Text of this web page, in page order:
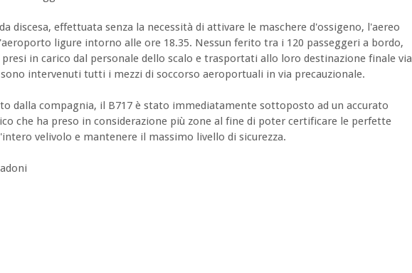
discesa, effettuata senza la necessità di attivare le maschere d'ossigeno, l'aereo
ligure intorno alle ore 18.35. Nessun ferito tra i 120 passeggeri a bordo,
in carico dal personale dello scalo e trasportati allo loro destinazione finale via
sono intervenuti tutti i mezzi di soccorso aeroportuali in via precauzionale.
dalla compagnia, il B717 è stato immediatamente sottoposto ad un accurato
che ha preso in considerazione più zone al fine di poter certificare le perfette
velivolo e mantenere il massimo livello di sicurezza.